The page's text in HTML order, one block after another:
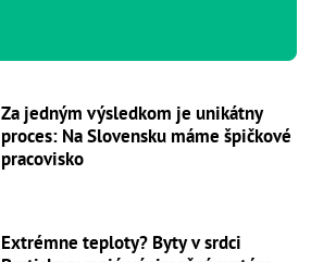
Za jedným výsledkom je unikátny
proces: Na Slovensku máme špičkové
pracovisko
Extrémne teploty? Byty v srdci